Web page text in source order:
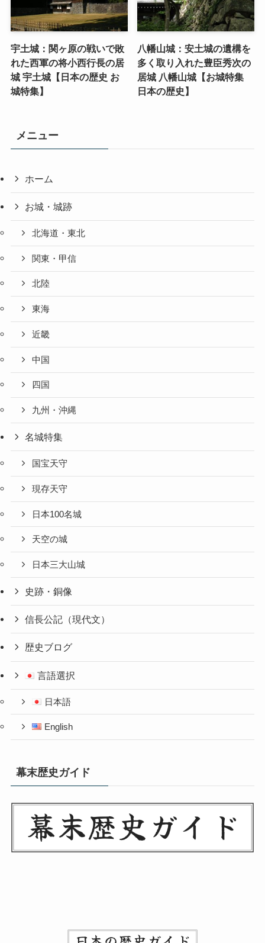
宇土城：関ヶ原の戦いで敗
れた西軍の将小西行長の居
城 宇土城【日本の歴史 お
城特集】
八幡山城：安土城の遺構を
多く取り入れた豊臣秀次の
居城 八幡山城【お城特集
日本の歴史】
メニュー
ホーム
お城・城跡
北海道・東北
関東・甲信
北陸
東海
近畿
中国
四国
九州・沖縄
名城特集
国宝天守
現存天守
日本100名城
天空の城
日本三大山城
史跡・銅像
信長公記（現代文）
歴史ブログ
言語選択
日本語
English
幕末歴史ガイド